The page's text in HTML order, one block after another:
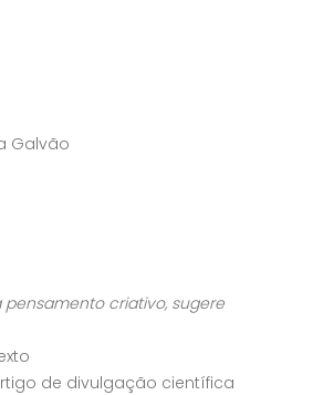
Galvão
criativo, sugere
de divulgação científica